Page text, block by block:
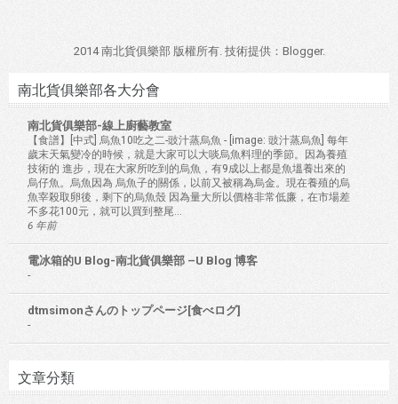
2014 南北貨俱樂部 版權所有. 技術提供： Blogger.
南北貨俱樂部各大分會
南北貨俱樂部-線上廚藝教室
【食譜】[中式] 烏魚10吃之二-豉汁蒸烏魚 - [image: 豉汁蒸烏魚] 每年
歲末天氣變冷的時候，就是大家可以大啖烏魚料理的季節。因為養殖
技術的 進步，現在大家所吃到的烏魚，有9成以上都是魚塭養出來的
烏仔魚。烏魚因為 烏魚子的關係，以前又被稱為烏金。現在養殖的烏
魚宰殺取卵後，剩下的烏魚殼 因為量大所以價格非常低廉，在市場差
不多花100元，就可以買到整尾...
6 年前
電冰箱的U Blog-南北貨俱樂部 –U Blog 博客
-
dtmsimonさんのトップページ[食べログ]
-
文章分類